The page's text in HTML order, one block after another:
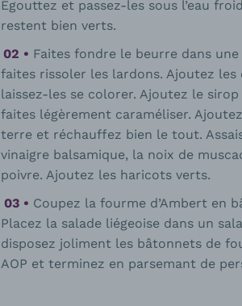
Égouttez et passez-les sous l’eau
restent bien verts.
Faites fondre le beurre dans
faites rissoler les lardons. Ajoutez les
laissez-les se colorer. Ajoutez le
faites légèrement caraméliser.
terre et réchauffez bien le tout.
vinaigre balsamique, la noix de
poivre. Ajoutez les haricots verts.
Coupez la fourme d’Ambert en
Placez la salade liégeoise dans un
disposez joliment les bâtonnets de
AOP et terminez en parsemant de